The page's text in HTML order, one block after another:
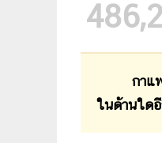
กาแ
ในด้านใด